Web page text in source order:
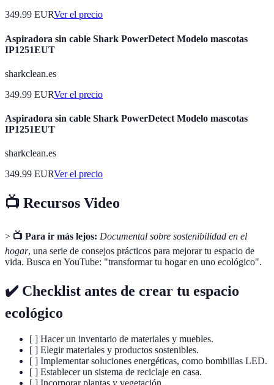
349.99 EURVer el precio
Aspiradora sin cable Shark PowerDetect Modelo mascotas
IP1251EUT
sharkclean.es
349.99 EURVer el precio
Aspiradora sin cable Shark PowerDetect Modelo mascotas
IP1251EUT
sharkclean.es
349.99 EURVer el precio
📺 Recursos Video
> 📺 Para ir más lejos: Documental sobre sostenibilidad en el
hogar, una serie de consejos prácticos para mejorar tu espacio de
vida. Busca en YouTube: "transformar tu hogar en uno ecológico".
✔️ Checklist antes de crear tu espacio
ecológico
[ ] Hacer un inventario de materiales y muebles.
[ ] Elegir materiales y productos sostenibles.
[ ] Implementar soluciones energéticas, como bombillas LED.
[ ] Establecer un sistema de reciclaje en casa.
[ ] Incorporar plantas y vegetación.